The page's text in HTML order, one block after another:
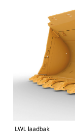
LWL laadbak